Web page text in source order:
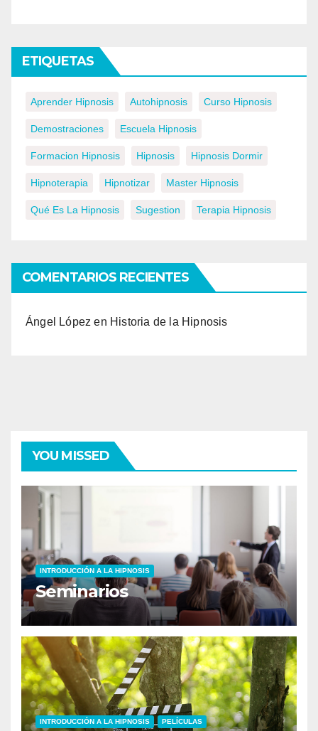
ETIQUETAS
Aprender Hipnosis Autohipnosis Curso Hipnosis
Demostraciones Escuela Hipnosis
Formacion Hipnosis Hipnosis Hipnosis Dormir
Hipnoterapia Hipnotizar Master Hipnosis
Qué Es La Hipnosis Sugestion Terapia Hipnosis
COMENTARIOS RECIENTES
Ángel López en Historia de la Hipnosis
YOU MISSED
INTRODUCCIÓN A LA HIPNOSIS
Seminarios
INTRODUCCIÓN A LA HIPNOSIS PELÍCULAS